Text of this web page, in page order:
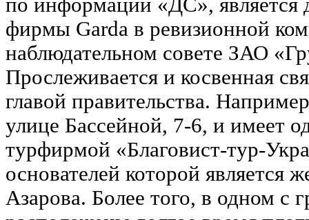
по информации «ДС», является
фирмы Garda в ревизионной
наблюдательном совете ЗАО
Прослеживается и косвенная
главой правительства.
улице Бассейной, 7-6, и имеет
турфирмой «Благовист-тур-
основателей которой является
Азарова. Более того, в одном с